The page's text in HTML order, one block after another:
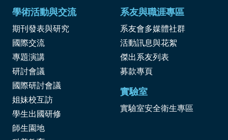
學術活動與交流
期刊發表與研究
國際交流
專題演講
研討會議
國際研討會議
姐妹校互訪
學生出國研修
師生園地
系友與職涯專區
系友會多媒體社群
活動訊息與花絮
傑出系友列表
募款專頁
實驗室
實驗室安全衛生專區